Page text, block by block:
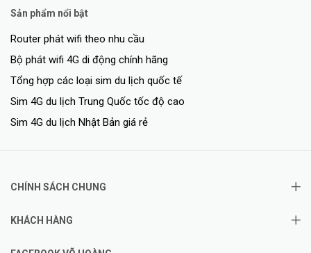
Sản phẩm nổi bật
Router phát wifi theo nhu cầu
Bộ phát wifi 4G di động chính hãng
Tổng hợp các loại sim du lịch quốc tế
Sim 4G du lịch Trung Quốc tốc độ cao
Sim 4G du lịch Nhật Bản giá rẻ
CHÍNH SÁCH CHUNG
KHÁCH HÀNG